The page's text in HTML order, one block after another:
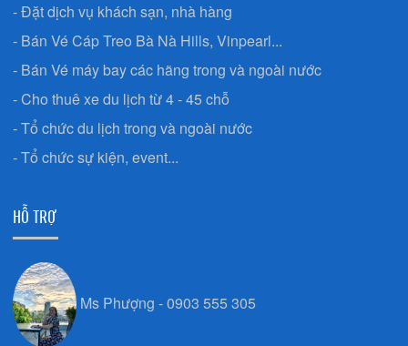
- Đặt dịch vụ khách sạn, nhà hàng
- Bán Vé Cáp Treo Bà Nà Hills, Vinpearl...
- Bán Vé máy bay các hãng trong và ngoài nước
- Cho thuê xe du lịch từ 4 - 45 chỗ
- Tổ chức du lịch trong và ngoài nước
- Tổ chức sự kiện, event...
HỖ TRỢ
Ms Phượng - 0903 555 305